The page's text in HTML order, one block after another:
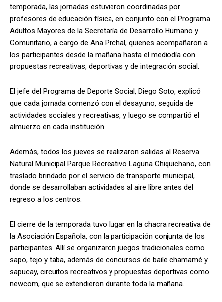
temporada, las jornadas estuvieron coordinadas por
profesores de educación física, en conjunto con el Programa
Adultos Mayores de la Secretaría de Desarrollo Humano y
Comunitario, a cargo de Ana Prchal, quienes acompañaron a
los participantes desde la mañana hasta el mediodía con
propuestas recreativas, deportivas y de integración social.
El jefe del Programa de Deporte Social, Diego Soto, explicó
que cada jornada comenzó con el desayuno, seguida de
actividades sociales y recreativas, y luego se compartió el
almuerzo en cada institución.
Además, todos los jueves se realizaron salidas al Reserva
Natural Municipal Parque Recreativo Laguna Chiquichano, con
traslado brindado por el servicio de transporte municipal,
donde se desarrollaban actividades al aire libre antes del
regreso a los centros.
El cierre de la temporada tuvo lugar en la chacra recreativa de
la Asociación Española, con la participación conjunta de los
participantes. Allí se organizaron juegos tradicionales como
sapo, tejo y taba, además de concursos de baile chamamé y
sapucay, circuitos recreativos y propuestas deportivas como
newcom, que se extendieron durante toda la mañana.